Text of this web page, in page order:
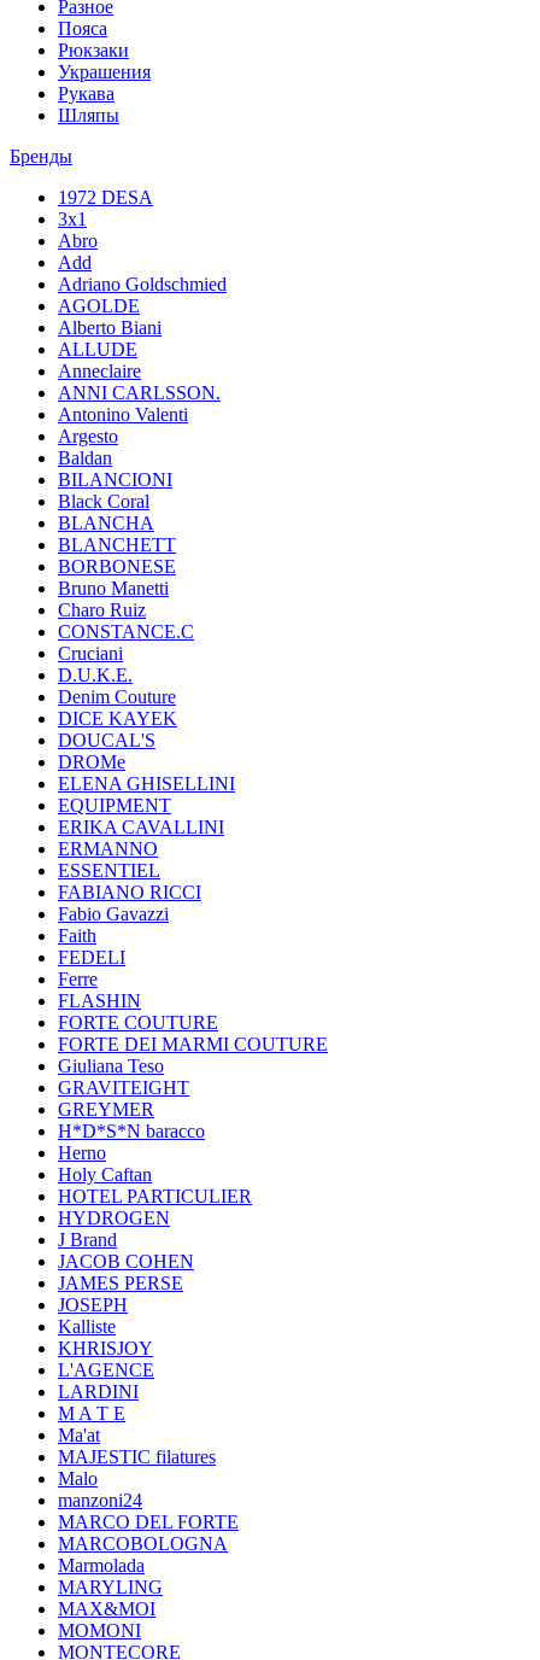
Разное
Пояса
Рюкзаки
Украшения
Рукава
Шляпы
Бренды
1972 DESA
3x1
Abro
Add
Adriano Goldschmied
AGOLDE
Alberto Biani
ALLUDE
Anneclaire
ANNI CARLSSON.
Antonino Valenti
Argesto
Baldan
BILANCIONI
Black Coral
BLANCHA
BLANCHETT
BORBONESE
Bruno Manetti
Charo Ruiz
CONSTANCE.C
Cruciani
D.U.K.E.
Denim Couture
DICE KAYEK
DOUCAL'S
DROMe
ELENA GHISELLINI
EQUIPMENT
ERIKA CAVALLINI
ERMANNO
ESSENTIEL
FABIANO RICCI
Fabio Gavazzi
Faith
FEDELI
Ferre
FLASHIN
FORTE COUTURE
FORTE DEI MARMI COUTURE
Giuliana Teso
GRAVITEIGHT
GREYMER
H*D*S*N baracco
Herno
Holy Caftan
HOTEL PARTICULIER
HYDROGEN
J Brand
JACOB COHEN
JAMES PERSE
JOSEPH
Kalliste
KHRISJOY
L'AGENCE
LARDINI
M A T E
Ma'at
MAJESTIC filatures
Malo
manzoni24
MARCO DEL FORTE
MARCOBOLOGNA
Marmolada
MARYLING
MAX&MOI
MOMONI
MONTECORE